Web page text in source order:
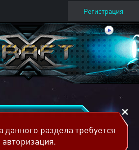
Регистрация
данного раздела требуется
авторизация.